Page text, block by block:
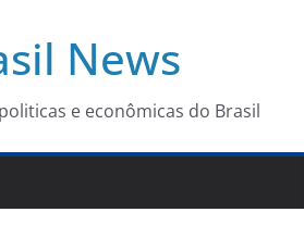
News
e econômicas do Brasil